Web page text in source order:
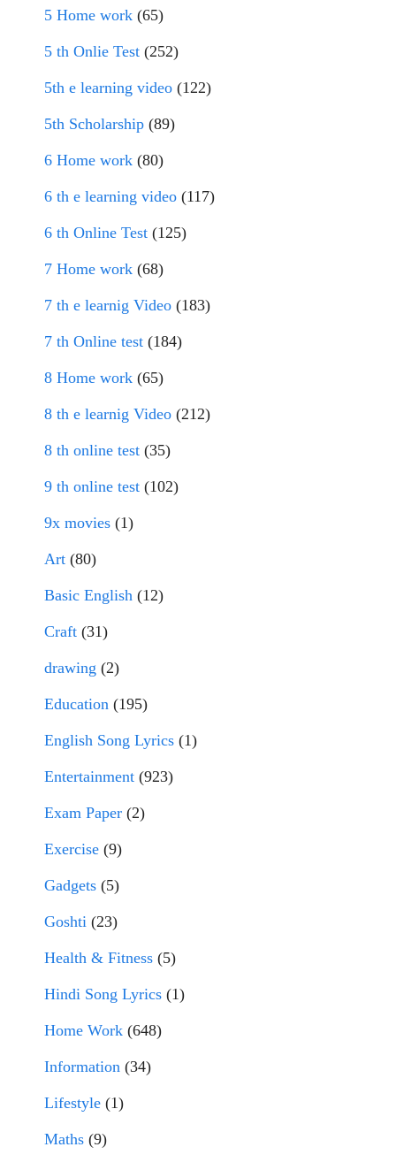
5 Home work (65)
5 th Onlie Test (252)
5th e learning video (122)
5th Scholarship (89)
6 Home work (80)
6 th e learning video (117)
6 th Online Test (125)
7 Home work (68)
7 th e learnig Video (183)
7 th Online test (184)
8 Home work (65)
8 th e learnig Video (212)
8 th online test (35)
9 th online test (102)
9x movies (1)
Art (80)
Basic English (12)
Craft (31)
drawing (2)
Education (195)
English Song Lyrics (1)
Entertainment (923)
Exam Paper (2)
Exercise (9)
Gadgets (5)
Goshti (23)
Health & Fitness (5)
Hindi Song Lyrics (1)
Home Work (648)
Information (34)
Lifestyle (1)
Maths (9)